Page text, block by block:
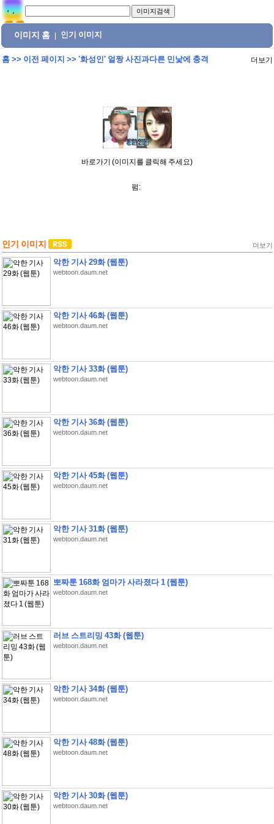
이미지 홈 인기 이미지
홈>> 이전 페이지 >> '화성인' 얼짱 사진과다른 민낯에 충격 더보기
바로가기 (이미지를 클릭해 주세요)
펌:
인기 이미지 더보기
악한 기사 29화 (웹툰)
webtoon.daum.net
악한 기사 46화 (웹툰)
webtoon.daum.net
악한 기사 33화 (웹툰)
webtoon.daum.net
악한 기사 36화 (웹툰)
webtoon.daum.net
악한 기사 45화 (웹툰)
webtoon.daum.net
악한 기사 31화 (웹툰)
webtoon.daum.net
뽀짜툰 168화 엄마가 사라졌다 1 (웹툰)
webtoon.daum.net
러브 스트리밍 43화 (웹툰)
webtoon.daum.net
악한 기사 34화 (웹툰)
webtoon.daum.net
악한 기사 48화 (웹툰)
webtoon.daum.net
악한 기사 30화 (웹툰)
webtoon.daum.net